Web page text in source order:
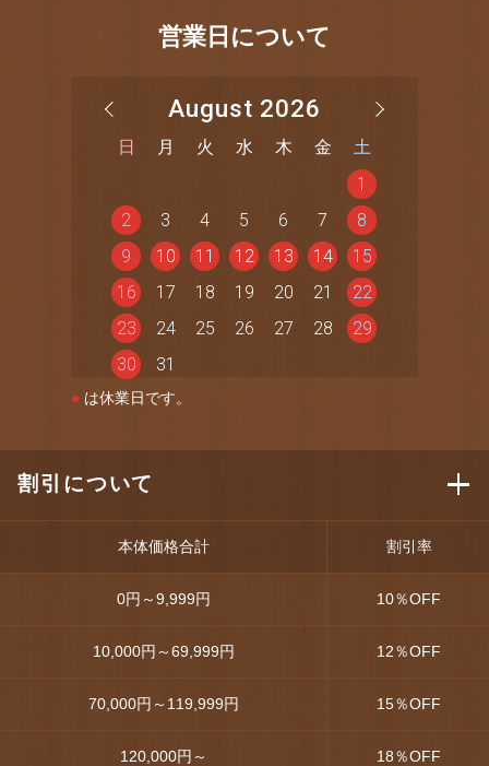
営業日について
August 2026
日 月 火 水 木 金
土
1
2
3 4 5 6 7
8
9
10 11 12 13 14
15
16
17 18 19 20 21
22
23
24 25 26 27 28
29
30
31
● は休業日です。
割引について
本体価格合計 割引率
0円～9,999円 10％OFF
10,000円～69,999円 12％OFF
70,000円～119,999円 15％OFF
120,000円～ 18％OFF